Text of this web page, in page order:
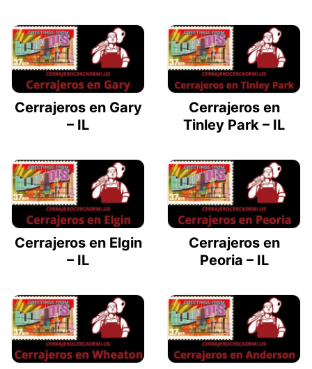
Cerrajeros en Gary
– IL
Cerrajeros en
Tinley Park – IL
Cerrajeros en Elgin
– IL
Cerrajeros en
Peoria – IL